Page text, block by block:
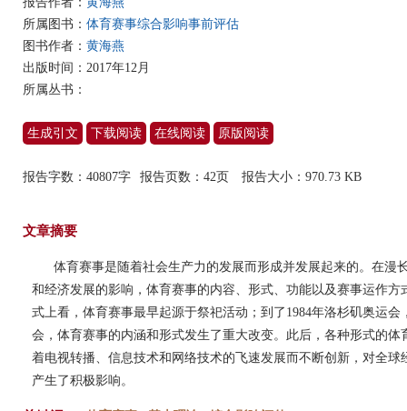
所属图书： 体育赛事综合影响事前评估
图书作者： 黄海燕
出版时间：2017年12月
所属丛书：
生成引文 下载阅读 在线阅读 原版阅读
报告字数：40807字 报告页数：42页 报告大小： 970.73 KB
文章摘要
体育赛事是随着社会生产力的发展而形成并发展起来的。在漫
和经济发展的影响，体育赛事的内容、形式、功能以及赛事运作
式上看，体育赛事最早起源于祭祀活动；到了1984年洛杉矶奥运
会，体育赛事的内涵和形式发生了重大改变。此后，各种形式的
着电视转播、信息技术和网络技术的飞速发展而不断创新，对全
产生了积极影响。